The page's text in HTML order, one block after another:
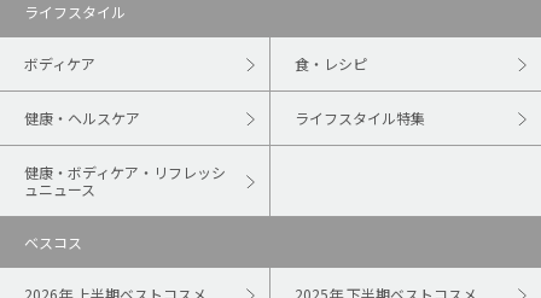
ライフスタイル
ボディケア 食・レシピ
健康・ヘルスケア ライフスタイル特集
健康・ボディケア・リフレッシ
ュニュース
ベスコス